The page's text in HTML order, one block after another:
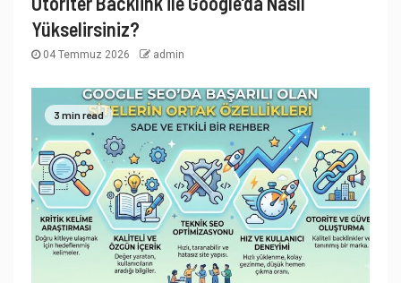
Yükselirsiniz?
04 Temmuz 2026 admin
3 min read